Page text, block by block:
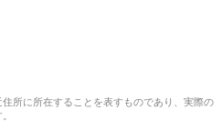
所に所在することを表すものであり、実際の